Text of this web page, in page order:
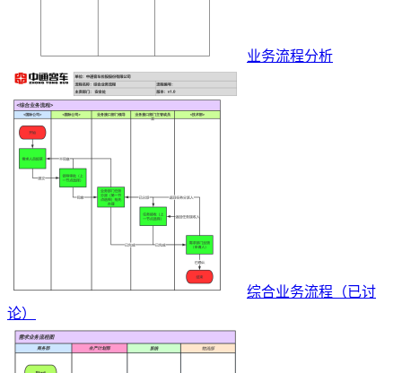
业务流程分析
综合业务流程（已讨
论）